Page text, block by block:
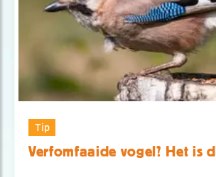
Tip
Verfomfaaide vogel? Het is